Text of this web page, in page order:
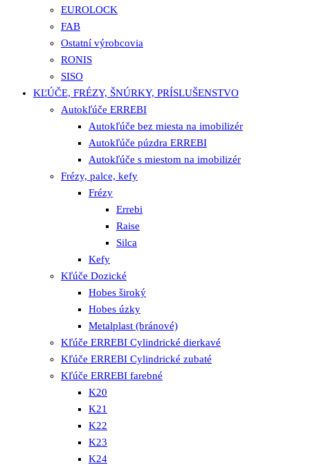
EUROLOCK
FAB
Ostatní výrobcovia
RONIS
SISO
KĽÚČE, FRÉZY, ŠNÚRKY, PRÍSLUŠENSTVO
Autokľúče ERREBI
Autokľúče bez miesta na imobilizér
Autokľúče púzdra ERREBI
Autokľúče s miestom na imobilizér
Frézy, palce, kefy
Frézy
Errebi
Raise
Silca
Kefy
Kľúče Dozické
Hobes široký
Hobes úzky
Metalplast (bránové)
Kľúče ERREBI Cylindrické dierkavé
Kľúče ERREBI Cylindrické zubaté
Kľúče ERREBI farebné
K20
K21
K22
K23
K24